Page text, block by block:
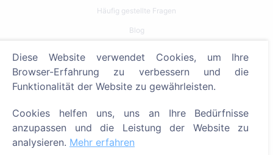
Häufig gestellte Fragen
Blog
Datenschutzrichtlinie
Zahlungsverfahren
Cookie-Einstellungen
Suche
Diese Website verwendet Cookies, um Ihre
Browser-Erfahrung zu verbessern und die
Funktionalität der Website zu gewährleisten.
Cookies helfen uns, uns an Ihre Bedürfnisse
anzupassen und die Leistung der Website zu
analysieren. Mehr erfahren